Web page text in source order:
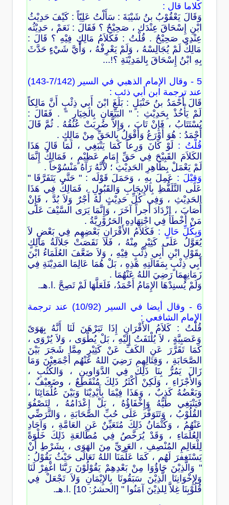
كلاما قال :
وَقَالَ يَعْقُوْبُ بنُ شَيْبَةَ : سَأَلْتُ عَلِيّاً : كَيْفَ حَدِيْثُ
ابْنِ إِسْحَاقَ عِنْدَك ، صَحِيْحٌ ؟ فَقَالَ : نَعَمْ ، حَدِيْثُه
عِنْدِي صَحِيْحٌ . قُلْتُ : فَكَلاَمُ مَالِكٍ فِيْهِ ؟ قَالَ :
مَالِكٌ لَمْ يُجَالِسْهُ ، وَلَمْ يَعْرِفْهُ ، وَأَيَّ شَيْءٍ حَدَّثَ
بِهِ ابْنُ إِسْحَاقَ بِالمَدِيْنَةِ ؟!‍...
5 - وقال الإمام الذهبي في السير (7/142-143)
عند ترجمة ابن أبي ذئب :
قَالَ أَحْمَدُ بنُ حَنْبَلٍ : بَلَغَ ابْنَ أَبِي ذِئْبٍ أَنَّ مَالِكاً
لَمْ يَأْخُذْ بِحَدِيْثِ : " البَيِّعَانِ بِالخِيَارِ " . فَقَالَ :
يُسْتَتَابُ ، فَإِنْ تَابَ ، وَإِلاَّ ضُرِبَتْ عُنُقُهُ . ثُمَّ قَالَ
أَحْمَدُ : هُوَ أَوْرَعُ وَأَقْوَلُ بِالحَقِّ مِنْ مَالِكٍ .
قُلْتُ : لَوْ كَانَ وَرِعاً كَمَا يَنْبَغِي ، لَمَا قَالَ هَذَا
الكَلاَمَ القَبِيْحَ فِي حَقِّ إِمَامٍ عَظِيْمٍ ، فَمَالِكٌ إِنَّمَا
لَمْ يَعْمَلْ بِظَاهِرِ الحَدِيْثِ ؛ لأَنَّهُ رَآهُ مَنْسُوْخاً .
وَقِيْلَ : عَمِلَ بِهِ ، وَحَمَلَ قَوْلَه : " حَتَّى يَتَفَرَّقَا "
عَلَى التَّلَفُّظِ بِالإِيجَابِ وَالقَبُولِ ، فَمَالِكٌ فِي هَذَا
الحَدِيْثِ ، وَفِي كُلِّ حَدِيْثٍ لَهُ أَجْرٌ وَلاَ بُدَّ ، فَإِنْ
أَصَابَ ، ازْدَادَ أَجراً آخَرَ ، وَإِنَّمَا يَرَى السَّيْفَ عَلَى
مَنْ أَخْطَأَ فِي اجْتِهَادِهِ الحَرُوْرِيَّةُ .
وَبِكُلِّ حَالٍ : فَكَلاَمُ الأَقْرَانِ بَعْضِهِم فِي بَعْضٍ لاَ
يُعَوَّلُ عَلَى كَثِيْرٍ مِنْهُ ، فَلاَ نَقَصَتْ جَلاَلَةُ مَالِكٍ
بِقَوْلِ ابْنِ أَبِي ذِئْبٍ فِيْهِ ، وَلاَ ضَعَّفَ العُلَمَاءُ ابْنَ
أَبِي ذِئْبٍ بِمَقَالَتِهِ هَذِهِ ، بَلْ هُمَا عَالِمَا المَدِيْنَةِ فِي
زَمَانِهِمَا رَضِيَ اللهُ عَنْهُمَا .
وَلَمْ يُسنِدْهَا الإِمَامُ أَحْمَدُ، فَلَعَلَّهَا لَمْ تَصِحَّ .ا.هـ.
6 - وقال أيضا في السير (10/92) عند ترجمة
الإمام الشافعي :
قُلْتُ : كَلاَمُ الأَقْرَانِ إِذَا تَبَرْهَنَ لَنَا أَنَّهُ بِهَوَىً
وَعَصَبِيَّةٍ ، لاَ يُلْتَفَتُ إِلَيْهِ ، بَلْ يُطْوَى ، وَلاَ يُرْوَى ،
كَمَا تَقَرَّرَ عَنِ الكَفِّ عَنْ كَثِيْرٍ مِمَّا شَجَرَ بَيْنَ
الصَّحَابَةِ ، وَقِتَالِهِم رَضِيَ اللهُ عَنْهُم أَجْمَعِيْنَ وَمَا
زَالَ يَمُرُّ بِنَا ذَلِكَ فِي الدَّوَاوينِ ، وَالكُتُبِ ،
وَالأَجْزَاءِ ، وَلَكِنْ أَكْثَرُ ذَلِكَ مُنْقَطِعٌ ، وضَعِيْفٌ ،
وَبَعْضُهُ كَذِبٌ ، وَهَذَا فِيْمَا بِأَيْدِيْنَا وَبَيْنَ عُلُمَائِنَا ،
فَيَنْبَغِي طَيُّهُ وَإِخْفَاؤُهُ ، بَلْ إِعْدَامُهُ ، لِتَصْفُوَ
القُلُوْبُ ، وَتَتَوَفَّرَ عَلَى حُبِّ الصَّحَابَةِ ، وَالتَّرَضِّي
عَنْهُمُ ، وَكُتْمَانُ ذَلِكَ مُتَعَيِّنٌ عَنِ العَامَّةِ ، وَآحَادِ
العُلَمَاءِ ، وَقَدْ يُرَخَّصُ فِي مُطَالعَةِ ذَلِكَ خَلْوَةً
لِلْعَالِمِ المُنْصِفِ ، العَرِيِّ مِنَ الهَوَى ، بِشَرْطِ أَنْ
يَسْتَغفرَ لَهُم ، كَمَا عَلَّمَنَا اللهُ تَعَالَى حَيْثُ يَقُوْلُ :
" وَالَّذِيْنَ جَاؤُوَا مِنْ بَعْدِهِمْ يَقُوْلُوْنَ رَبَّنَا اغْفِرْ لَنَا
وَلإِخْوَانِنَا الَّذِيْنَ سَبَقُونَا بِالإِيْمَانِ وَلاَ تَجْعَلْ فِي
قُلُوْبِنَا غِلاَّ لِلذِيْنَ آمَنُوا " [الحشرُ: 10] .ا.هـ.